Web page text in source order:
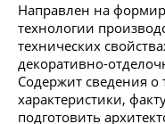
Направлен на
технологии
технических
декоративно-
Содержит сведения о
характеристики,
подготовить